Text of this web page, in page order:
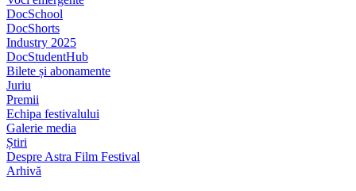
DocSchool
DocShorts
Industry 2025
DocStudentHub
Bilete și abonamente
Juriu
Premii
Echipa festivalului
Galerie media
Știri
Despre Astra Film Festival
Arhivă